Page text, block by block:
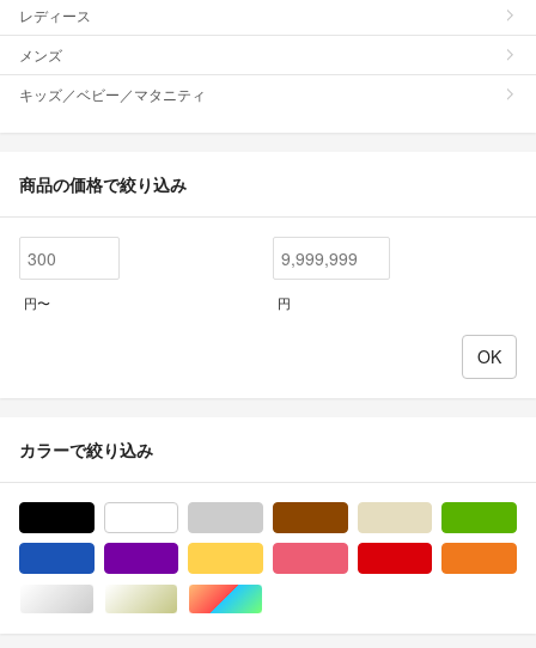
レディース
メンズ
キッズ／ベビー／マタニティ
商品の価格で絞り込み
円〜 円
カラーで絞り込み
シルバー/銀色系ゴールド/金色系マルチカラー